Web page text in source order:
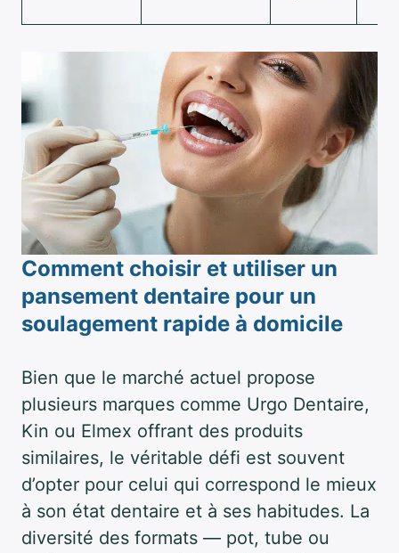
Comment choisir et utiliser un
pansement dentaire pour un
soulagement rapide à domicile
Bien que le marché actuel propose
plusieurs marques comme Urgo Dentaire,
Kin ou Elmex offrant des produits
similaires, le véritable défi est souvent
d’opter pour celui qui correspond le mieux
à son état dentaire et à ses habitudes. La
diversité des formats — pot, tube ou